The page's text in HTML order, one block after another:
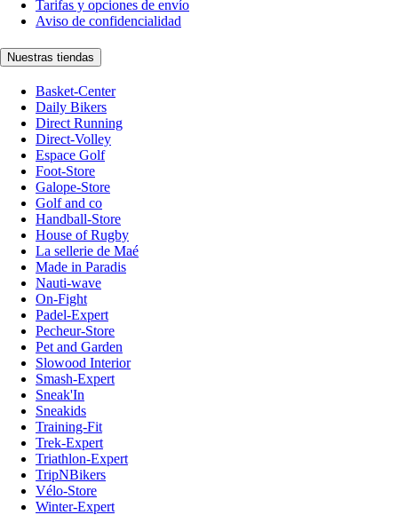
Tarifas y opciones de envío
Aviso de confidencialidad
Nuestras tiendas
Basket-Center
Daily Bikers
Direct Running
Direct-Volley
Espace Golf
Foot-Store
Galope-Store
Golf and co
Handball-Store
House of Rugby
La sellerie de Maé
Made in Paradis
Nauti-wave
On-Fight
Padel-Expert
Pecheur-Store
Pet and Garden
Slowood Interior
Smash-Expert
Sneak'In
Sneakids
Training-Fit
Trek-Expert
Triathlon-Expert
TripNBikers
Vélo-Store
Winter-Expert